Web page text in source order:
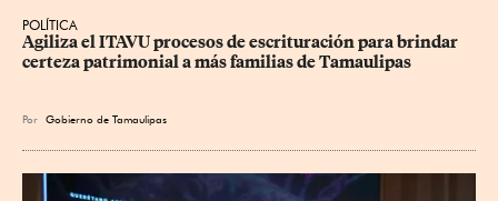
POLÍTICA
Agiliza el ITAVU procesos de escrituración para brindar
certeza patrimonial a más familias de Tamaulipas
Por Gobierno de Tamaulipas